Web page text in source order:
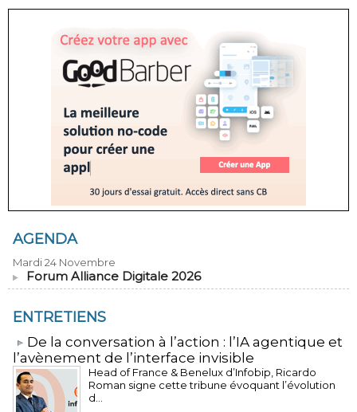
AGENDA
Mardi 24 Novembre
Forum Alliance Digitale 2026
ENTRETIENS
​De la conversation à l’action : l’IA agentique et
l’avènement de l’interface invisible
Head of France & Benelux d’Infobip, Ricardo
Roman signe cette tribune évoquant l’évolution
d...